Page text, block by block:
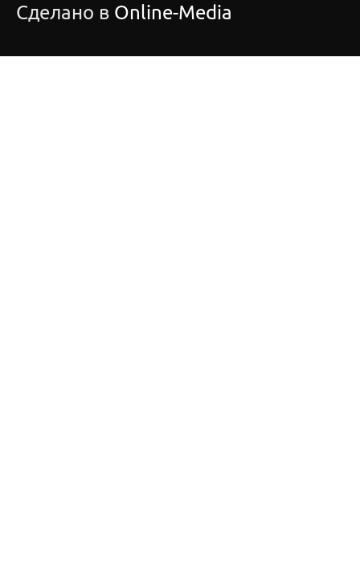
Сделано в Online-Media